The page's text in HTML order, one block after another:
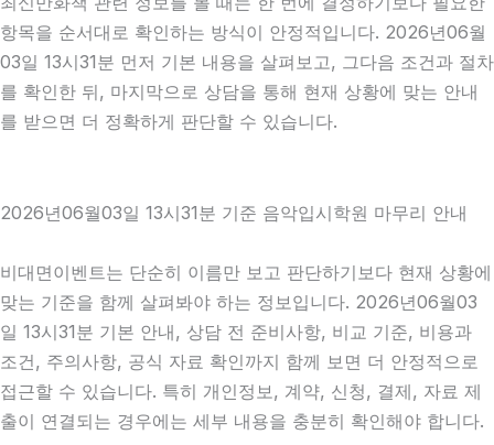
항목을 순서대로 확인하는 방식이 안정적입니다. 2026년06월
03일 13시31분 먼저 기본 내용을 살펴보고, 그다음 조건과 절차
를 확인한 뒤, 마지막으로 상담을 통해 현재 상황에 맞는 안내
를 받으면 더 정확하게 판단할 수 있습니다.
2026년06월03일 13시31분 기준 음악입시학원 마무리 안내
비대면이벤트는 단순히 이름만 보고 판단하기보다 현재 상황에
맞는 기준을 함께 살펴봐야 하는 정보입니다. 2026년06월03
일 13시31분 기본 안내, 상담 전 준비사항, 비교 기준, 비용과
조건, 주의사항, 공식 자료 확인까지 함께 보면 더 안정적으로
접근할 수 있습니다. 특히 개인정보, 계약, 신청, 결제, 자료 제
출이 연결되는 경우에는 세부 내용을 충분히 확인해야 합니다.